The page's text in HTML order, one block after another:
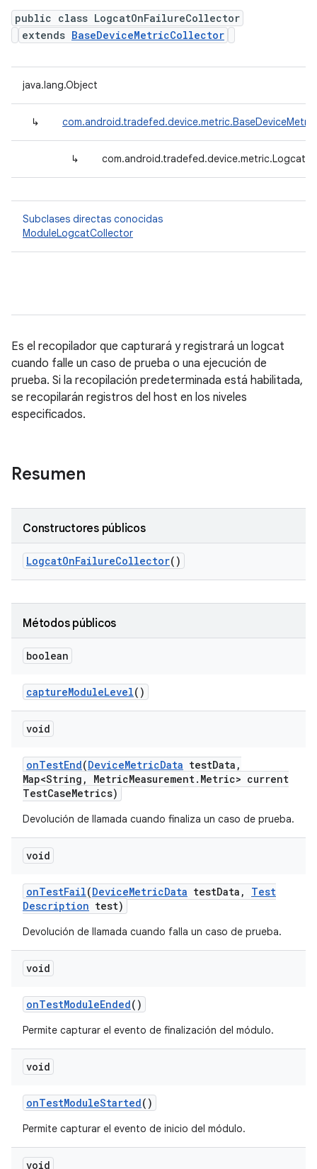
public class LogcatOnFailureCollector
extends BaseDeviceMetricCollector
java.lang.Object
↳
↳
Subclases directas conocidas
ModuleLogcatCollector
Es el recopilador que capturará y registrará un logcat
cuando falle un caso de prueba o una ejecución de
prueba. Si la recopilación predeterminada está habilitada,
se recopilarán registros del host en los niveles
especificados.
Resumen
Constructores públicos
LogcatOnFailureCollector()
Métodos públicos
boolean
captureModuleLevel()
void
onTestEnd(DeviceMetricData testData ,
Map<String , MetricMeasurement. Metric> current
TestCaseMetrics)
Devolución de llamada cuando finaliza un caso de prueba.
void
onTestFail(DeviceMetricData testData ,
Test
Description test)
Devolución de llamada cuando falla un caso de prueba.
void
onTestModuleEnded()
Permite capturar el evento de finalización del módulo.
void
onTestModuleStarted()
Permite capturar el evento de inicio del módulo.
void